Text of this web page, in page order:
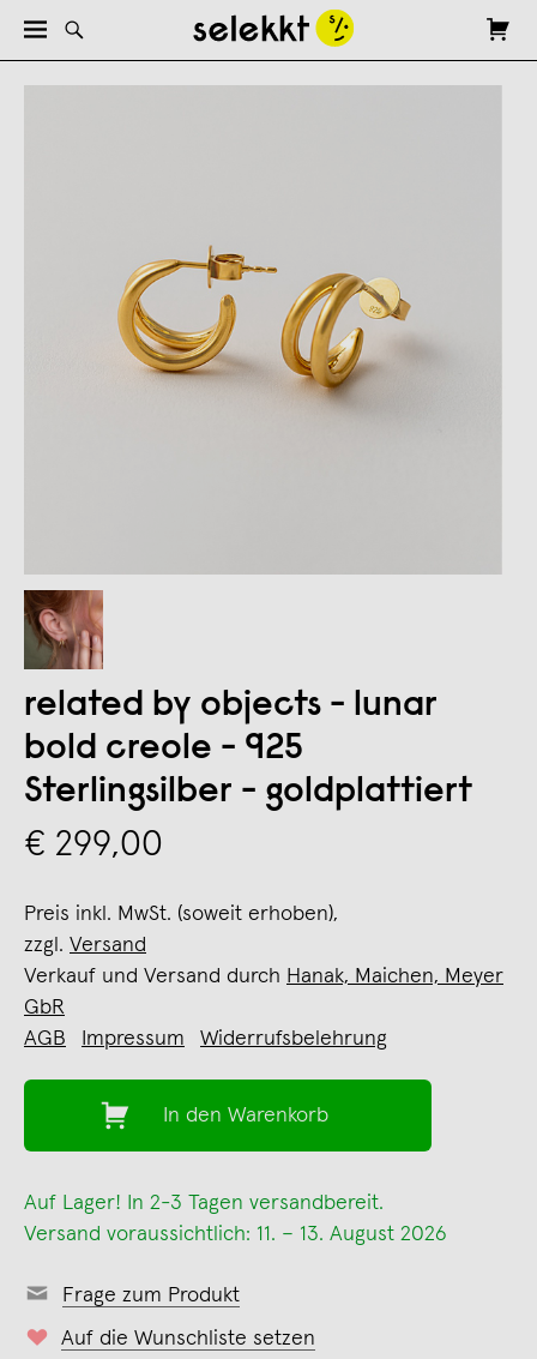
related by objects - lunar
bold creole - 925
Sterlingsilber - goldplattiert
€ 299,00
Preis inkl. MwSt. (soweit erhoben),
zzgl. Versand
Verkauf und Versand durch Hanak, Maichen, Meyer
GbR
AGB
Impressum Widerrufsbelehrung
In den Warenkorb
Auf Lager! In 2-3 Tagen versandbereit.
Versand voraussichtlich: 11. – 13. August 2026
Frage zum Produkt
Auf die Wunschliste setzen